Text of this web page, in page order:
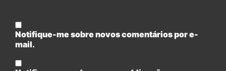
Notifique-me sobre novos comentários por e-
mail.